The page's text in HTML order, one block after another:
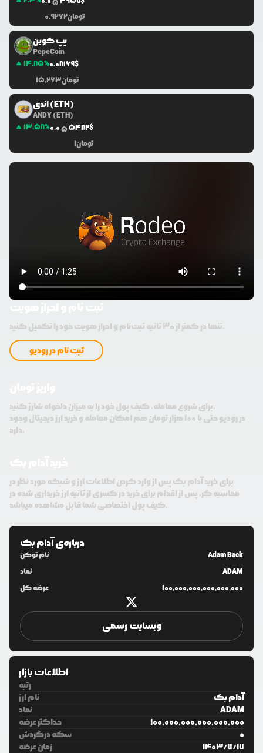
5
0.9262تومان
پپ کوین
PepeCoin
14.85%0.08169$
15,263تومان
اندی (ETH)
ANDY (ETH)
13.58%0.055482$
1تومان
تنها در کمتر از 30 ثانیه ثبت‌نام و احراز هویت خود را تکمیل کنید.
ثبت نام در رودیو
برای شروع معامله، کیف پول خود را به میزان دلخواه شارژ کنید.
در رودیو حتی با 100 هزار تومان هم امکان معامله و خرید ارز دیجیتال وجود
دارد.
برای خرید آدام بک پس از وارد کردن اطلاعات ارز و شبکه مورد نظر در
محاسبه گر، پس از اقدام برای خرید در کسری از ثانیه ارز خریداری شده در
کیف پول اختصاصی شما قابل مشاهده میباشد.
درباره‌یآدام بک
نام توکن
Adam Back
نماد
ADAM
عرضه کل
100,000,000,000,000,000
وبسایت رسمی
اطلاعات بازار
رتبه
نام ارز
آدام بک
نماد
ADAM
حداکثر عرضه
100,000,000,000,000,000
سکه درگردش
0
زمان عرضه
1403/7/17